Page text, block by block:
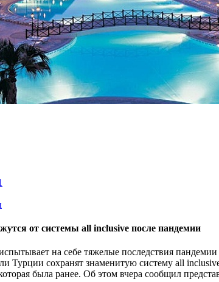
от системы all inclusive после пандемии
на себе тяжелые последствия
Турции сохранят знаменитую систему all
была ранее. Об этом вчера сообщил